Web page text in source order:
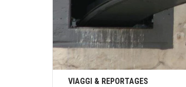
VIAGGI & REPORTAGES